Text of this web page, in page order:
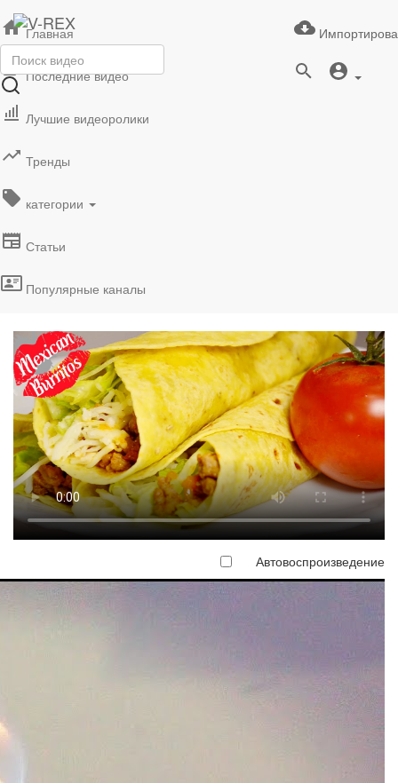
Главная
Последние видео
Лучшие видеоролики
Тренды
категории
Статьи
Популярные каналы
Автовоспроизведение